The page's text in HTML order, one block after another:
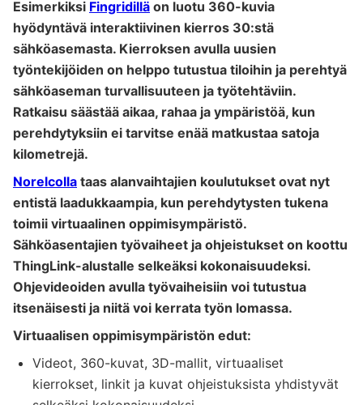
Esimerkiksi Fingridillä on luotu 360-kuvia
hyödyntävä interaktiivinen kierros 30:stä
sähköasemasta. Kierroksen avulla uusien
työntekijöiden on helppo tutustua tiloihin ja perehtyä
sähköaseman turvallisuuteen ja työtehtäviin.
Ratkaisu säästää aikaa, rahaa ja ympäristöä, kun
perehdytyksiin ei tarvitse enää matkustaa satoja
kilometrejä.
Norelcolla taas alanvaihtajien koulutukset ovat nyt
entistä laadukkaampia, kun perehdytysten tukena
toimii virtuaalinen oppimisympäristö.
Sähköasentajien työvaiheet ja ohjeistukset on koottu
ThingLink-alustalle selkeäksi kokonaisuudeksi.
Ohjevideoiden avulla työvaiheisiin voi tutustua
itsenäisesti ja niitä voi kerrata työn lomassa.
Virtuaalisen oppimisympäristön edut:
Videot, 360-kuvat, 3D-mallit, virtuaaliset
kierrokset, linkit ja kuvat ohjeistuksista yhdistyvät